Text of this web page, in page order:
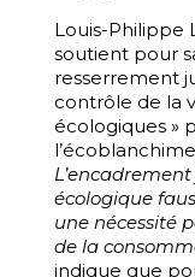
Louis-Philippe
soutient pour
resserrement
contrôle de la
écologiques »
écologique
une nécessité
de la
indique que